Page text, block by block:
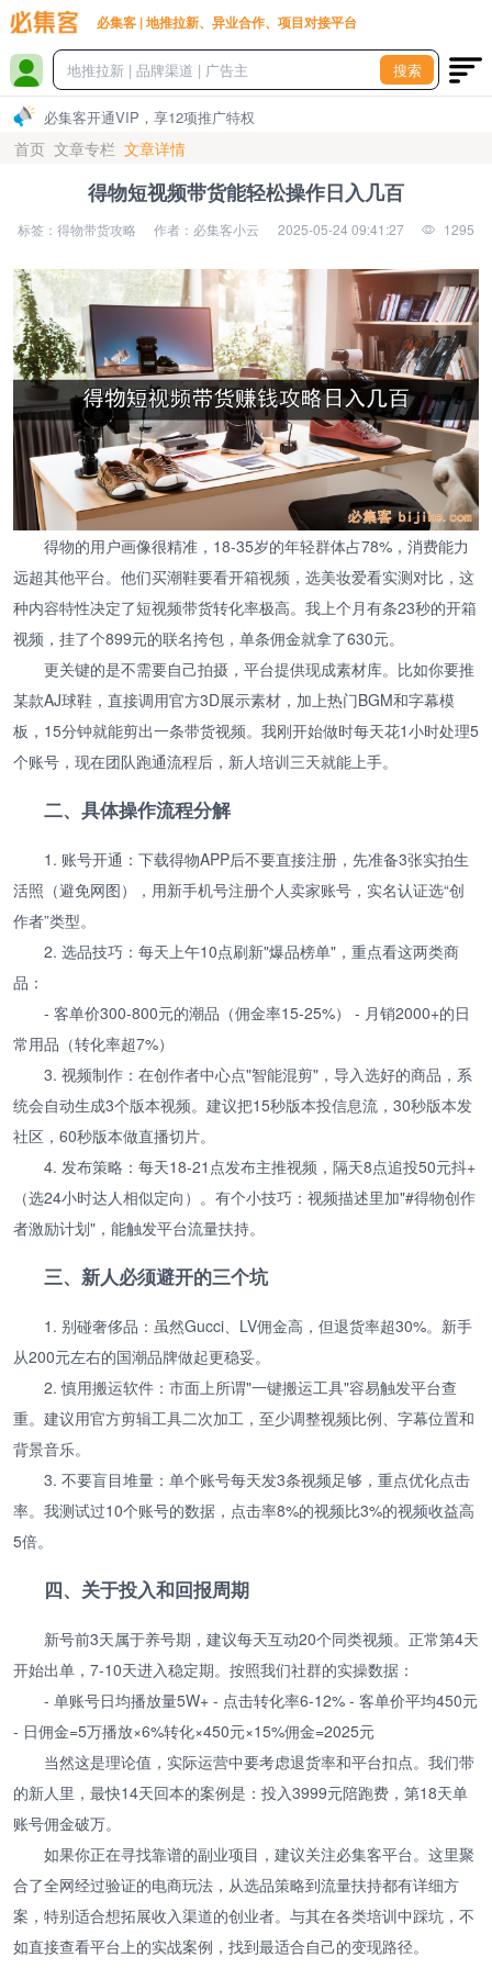
必集客 | 地推拉新、异业合作、项目对接平台
搜索
必集客开通VIP，享12项推广特权
首页 文章专栏 文章详情
得物短视频带货能轻松操作日入几百
标签：得物带货攻略 作者：必集客小云 2025-05-24 09:41:27 1295
得物的用户画像很精准，18-35岁的年轻群体占78%，消费能力
远超其他平台。他们买潮鞋要看开箱视频，选美妆爱看实测对比，这
种内容特性决定了短视频带货转化率极高。我上个月有条23秒的开箱
视频，挂了个899元的联名挎包，单条佣金就拿了630元。
更关键的是不需要自己拍摄，平台提供现成素材库。比如你要推
某款AJ球鞋，直接调用官方3D展示素材，加上热门BGM和字幕模
板，15分钟就能剪出一条带货视频。我刚开始做时每天花1小时处理5
个账号，现在团队跑通流程后，新人培训三天就能上手。
二、具体操作流程分解
1. 账号开通：下载得物APP后不要直接注册，先准备3张实拍生
活照（避免网图），用新手机号注册个人卖家账号，实名认证选“创
作者”类型。
2. 选品技巧：每天上午10点刷新"爆品榜单"，重点看这两类商
品：
- 客单价300-800元的潮品（佣金率15-25%） - 月销2000+的日
常用品（转化率超7%）
3. 视频制作：在创作者中心点"智能混剪"，导入选好的商品，系
统会自动生成3个版本视频。建议把15秒版本投信息流，30秒版本发
社区，60秒版本做直播切片。
4. 发布策略：每天18-21点发布主推视频，隔天8点追投50元抖+
（选24小时达人相似定向）。有个小技巧：视频描述里加"#得物创作
者激励计划"，能触发平台流量扶持。
三、新人必须避开的三个坑
1. 别碰奢侈品：虽然Gucci、LV佣金高，但退货率超30%。新手
从200元左右的国潮品牌做起更稳妥。
2. 慎用搬运软件：市面上所谓"一键搬运工具"容易触发平台查
重。建议用官方剪辑工具二次加工，至少调整视频比例、字幕位置和
背景音乐。
3. 不要盲目堆量：单个账号每天发3条视频足够，重点优化点击
率。我测试过10个账号的数据，点击率8%的视频比3%的视频收益高
5倍。
四、关于投入和回报周期
新号前3天属于养号期，建议每天互动20个同类视频。正常第4天
开始出单，7-10天进入稳定期。按照我们社群的实操数据：
- 单账号日均播放量5W+ - 点击转化率6-12% - 客单价平均450元
- 日佣金=5万播放×6%转化×450元×15%佣金=2025元
当然这是理论值，实际运营中要考虑退货率和平台扣点。我们带
的新人里，最快14天回本的案例是：投入3999元陪跑费，第18天单
账号佣金破万。
如果你正在寻找靠谱的副业项目，建议关注必集客平台。这里聚
合了全网经过验证的电商玩法，从选品策略到流量扶持都有详细方
案，特别适合想拓展收入渠道的创业者。与其在各类培训中踩坑，不
如直接查看平台上的实战案例，找到最适合自己的变现路径。